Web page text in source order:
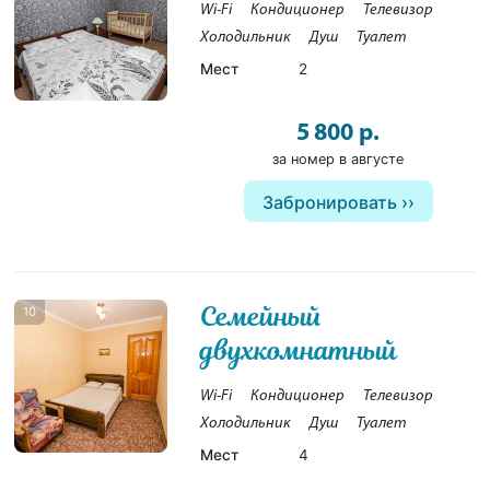
Wi-Fi Кондиционер
Телевизор
Холодильник
Душ Туалет
Мест 2
5 800 р.
за номер в августе
Забронировать
10
Семейный
двухкомнатный
Wi-Fi Кондиционер
Телевизор
Холодильник
Душ Туалет
Мест 4